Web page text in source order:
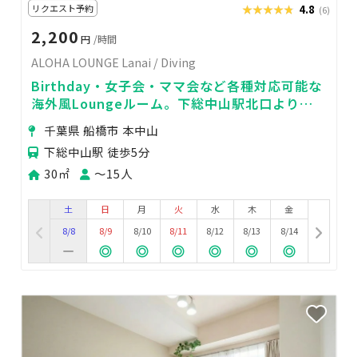
リクエスト予約 ★★★★★
★★★★★ 4.8 (6)
2,200 円 /時間
ALOHA LOUNGE Lanai / Diving
Birthday・女子会・ママ会など各種対応可能な
海外風Loungeルーム。下総中山駅北口より徒
歩5分！
千葉県 船橋市 本中山
下総中山駅 徒歩5分
30㎡
〜15人
土
8/8
日
8/9
月
8/10
火
8/11
水
8/12
木
8/13
金
8/14